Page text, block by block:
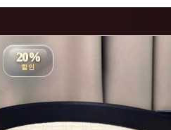
20%
할인